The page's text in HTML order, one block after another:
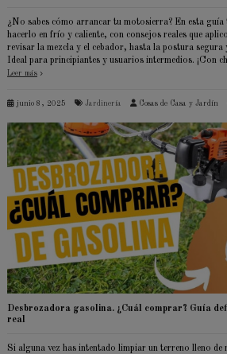
¿No sabes cómo arrancar tu motosierra? En esta guía
hacerlo en frío y caliente, con consejos reales que
revisar la mezcla y el cebador, hasta la postura segura
Ideal para principiantes y usuarios intermedios. ¡Con
Leer más
junio 8, 2025 Jardinería Cosas de Casa y Jardín
Desbrozadora gasolina. ¿Cuál comprar? Guía
real
Si alguna vez has intentado limpiar un terreno lleno de